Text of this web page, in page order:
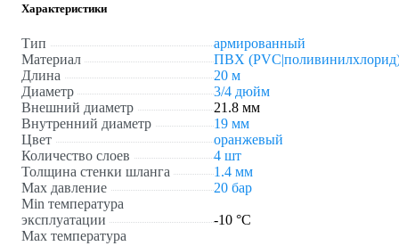
Характеристики
Тип
армированный
Материал
ПВХ
Длина
20 м
Диаметр
3/4 дюйм
Внешний диаметр
21.8 мм
Внутренний диаметр
19 мм
Цвет
оранжевый
Количество слоев
4 шт
Толщина стенки шланга
1.4 мм
Max давление
20 бар
Min температура
эксплуатации
-10 °С
Мах температура